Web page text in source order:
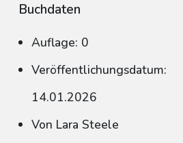
Buchdaten
Auflage: 0
Veröffentlichungsdatum:
14.01.2026
Von Lara Steele